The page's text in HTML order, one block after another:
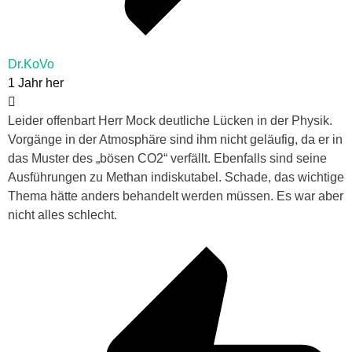
Dr.KoVo
1 Jahr her
Leider offenbart Herr Mock deutliche Lücken in der Physik.
Vorgänge in der Atmosphäre sind ihm nicht geläufig, da er in
das Muster des „bösen CO2“ verfällt. Ebenfalls sind seine
Ausführungen zu Methan indiskutabel. Schade, das wichtige
Thema hätte anders behandelt werden müssen. Es war aber
nicht alles schlecht.